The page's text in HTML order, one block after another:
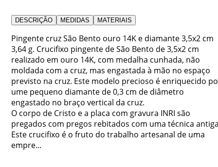
DESCRIÇÃO MEDIDAS MATERIAIS
Pingente cruz São Bento ouro 14K e diamante 3,5x2 cm
3,64 g. Crucifixo pingente de São Bento de 3,5x2 cm
realizado em ouro 14K, com medalha cunhada, não
moldada com a cruz, mas engastada à mão no espaço
previsto na cruz. Este modelo precioso é enriquecido
ume pequeno diamante de 0,3 cm de diâmetro
engastado no braço vertical da cruz.
O corpo de Cristo e a placa com gravura INRI são
pregados com pregos rebitados com uma técnica
Este crucifixo é o fruto do trabalho artesanal de uma
empre...